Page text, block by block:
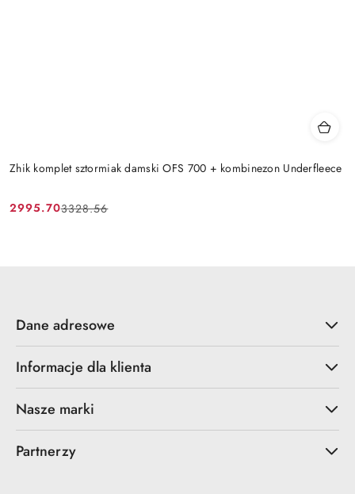
Zhik komplet sztormiak damski OFS 700 + kombinezon Underfleece
Cena
2995.70
Cena
3328.56
Dane adresowe
Informacje dla klienta
Nasze marki
Partnerzy